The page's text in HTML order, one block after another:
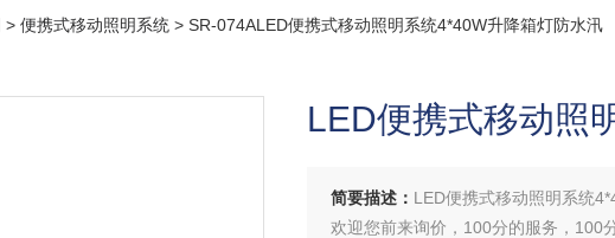
> 便携式移动照明系统 > SR-074ALED便携式移动照明系统4*40W升降箱灯防水汛
LED便携式移动照
简要描述： LED便携式移动照明系统
欢迎您前来询价，100分的服务，100